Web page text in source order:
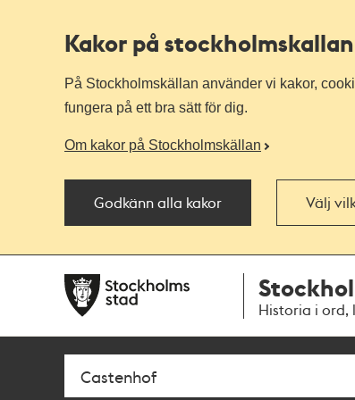
Kakor på stockholmskallan
På Stockholmskällan använder vi kakor,
fungera på ett bra sätt för dig.
Om kakor på Stockholmskällan
Godkänn alla kakor Välj
navigationen
huvudinnehållet
Historia i ord,
Sök